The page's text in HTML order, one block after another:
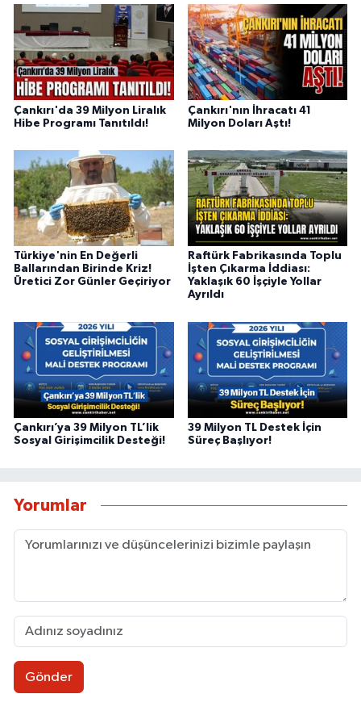
Çankırı'da 39 Milyon Liralık
Hibe Programı Tanıtıldı!
Çankırı'nın İhracatı 41
Milyon Doları Aştı!
Türkiye'nin En Değerli
Ballarından Birinde Kriz!
Üretici Zor Günler Geçiriyor
Raftürk Fabrikasında Toplu
İşten Çıkarma İddiası:
Yaklaşık 60 İşçiyle Yollar
Ayrıldı
Çankırı’ya 39 Milyon TL’lik
Sosyal Girişimcilik Desteği!
39 Milyon TL Destek İçin
Süreç Başlıyor!
Yorumlar
Gönder